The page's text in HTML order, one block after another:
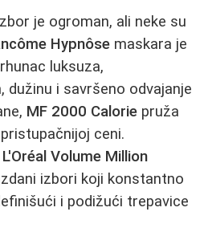
je ogroman, ali neke su
Hypnôse maskara je
luksuza,
dužinu i savršeno odvajanje
MF 2000 Calorie pruža
ceni.
L'Oréal Volume Million
izbori koji konstantno
i podižući trepavice